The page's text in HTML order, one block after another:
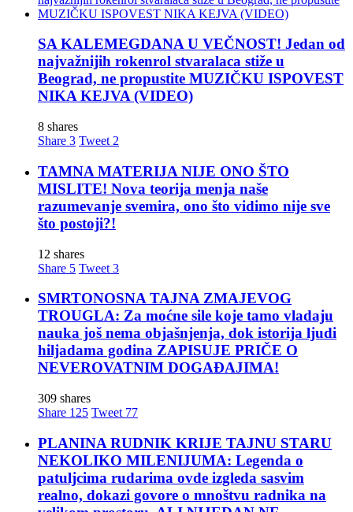
SA KALEMEGDANA U VEČNOST! Jedan od
najvažnijih rokenrol stvaralaca stiže u
Beograd, ne propustite MUZIČKU ISPOVEST
NIKA KEJVA (VIDEO)
8 shares
Share 3 Tweet 2
TAMNA MATERIJA NIJE ONO ŠTO
MISLITE! Nova teorija menja naše
razumevanje svemira, ono što vidimo nije sve
što postoji?!
12 shares
Share 5 Tweet 3
SMRTONOSNA TAJNA ZMAJEVOG
TROUGLA: Za moćne sile koje tamo vladaju
nauka još nema objašnjenja, dok istorija ljudi
hiljadama godina ZAPISUJE PRIČE O
NEVEROVATNIM DOGAĐAJIMA!
309 shares
Share 125 Tweet 77
PLANINA RUDNIK KRIJE TAJNU STARU
NEKOLIKO MILENIJUMA: Legenda o
patuljcima rudarima ovde izgleda sasvim
realno, dokazi govore o mnoštvu radnika na